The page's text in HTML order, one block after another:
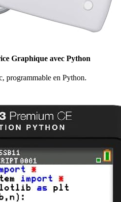
Graphique avec Python
programmable en Python.